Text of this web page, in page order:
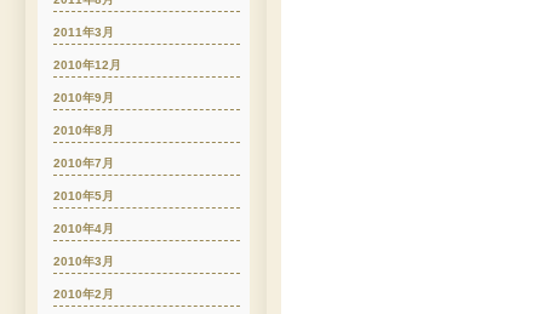
2011年3月
2010年12月
2010年9月
2010年8月
2010年7月
2010年5月
2010年4月
2010年3月
2010年2月